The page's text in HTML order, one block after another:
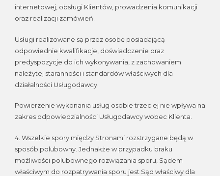
internetowej, obsługi Klientów, prowadzenia komunikacji
oraz realizacji zamówień.
Usługi realizowane są przez osobę posiadającą
odpowiednie kwalifikacje, doświadczenie oraz
predyspozycje do ich wykonywania, z zachowaniem
należytej staranności i standardów właściwych dla
działalności Usługodawcy.
Powierzenie wykonania usług osobie trzeciej nie wpływa na
zakres odpowiedzialności Usługodawcy wobec Klienta.
4. Wszelkie spory między Stronami rozstrzygane będą w
sposób polubowny. Jednakże w przypadku braku
możliwości polubownego rozwiązania sporu, Sądem
właściwym do rozpatrywania sporu jest Sąd właściwy dla